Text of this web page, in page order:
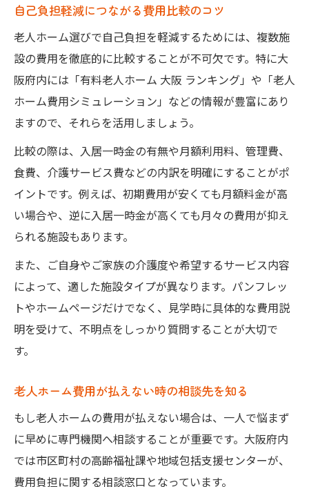
自己負担軽減につながる費用比較のコツ
老人ホーム選びで自己負担を軽減するためには、複数施
設の費用を徹底的に比較することが不可欠です。特に大
阪府内には「有料老人ホーム 大阪 ランキング」や「老人
ホーム費用シミュレーション」などの情報が豊富にあり
ますので、それらを活用しましょう。
比較の際は、入居一時金の有無や月額利用料、管理費、
食費、介護サービス費などの内訳を明確にすることがポ
イントです。例えば、初期費用が安くても月額料金が高
い場合や、逆に入居一時金が高くても月々の費用が抑え
られる施設もあります。
また、ご自身やご家族の介護度や希望するサービス内容
によって、適した施設タイプが異なります。パンフレッ
トやホームページだけでなく、見学時に具体的な費用説
明を受けて、不明点をしっかり質問することが大切で
す。
老人ホーム費用が払えない時の相談先を知る
もし老人ホームの費用が払えない場合は、一人で悩まず
に早めに専門機関へ相談することが重要です。大阪府内
では市区町村の高齢福祉課や地域包括支援センターが、
費用負担に関する相談窓口となっています。